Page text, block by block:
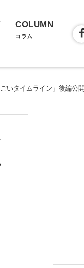
COLUMN
コラム
いタイムライン」後編公開